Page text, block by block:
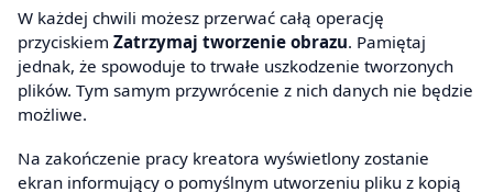
W każdej chwili możesz przerwać całą operację
przyciskiem Zatrzymaj tworzenie obrazu. Pamiętaj
jednak, że spowoduje to trwałe uszkodzenie tworzonych
plików. Tym samym przywrócenie z nich danych nie będzie
możliwe.
Na zakończenie pracy kreatora wyświetlony zostanie
ekran informujący o pomyślnym utworzeniu pliku z kopią